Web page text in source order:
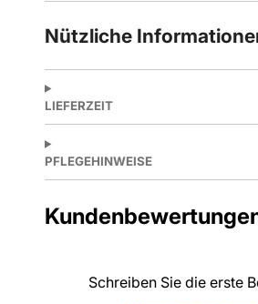
Nützliche
LIEFERZEIT
PFLEGEHINWEISE
Schreiben Sie die erste